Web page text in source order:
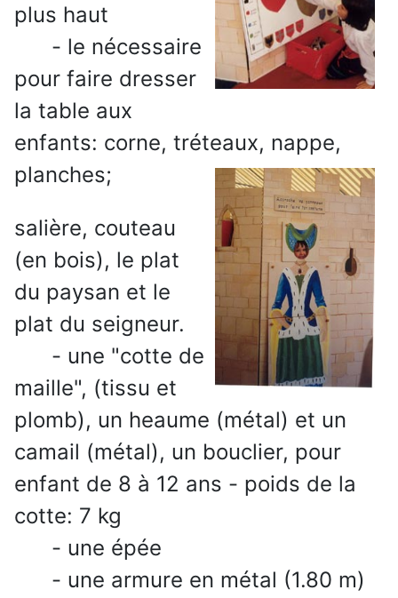
plus haut
- le nécessaire
pour faire dresser
la table aux
enfants: corne, tréteaux, nappe,
planches;
salière, couteau
(en bois), le plat
du paysan et le
plat du seigneur.
- une "cotte de
maille", (tissu et
plomb), un heaume (métal) et un
camail (métal), un bouclier, pour
enfant de 8 à 12 ans - poids de la
cotte: 7 kg
- une épée
- une armure en métal (1.80 m)